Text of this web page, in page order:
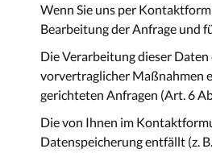
Wenn Sie uns per
Bearbeitung der Anfrage und
Die Verarbeitung dieser
vorvertraglicher Maßnahmen
gerichteten Anfragen (Art. 6
Die von Ihnen im
Datenspeicherung entfällt (z.